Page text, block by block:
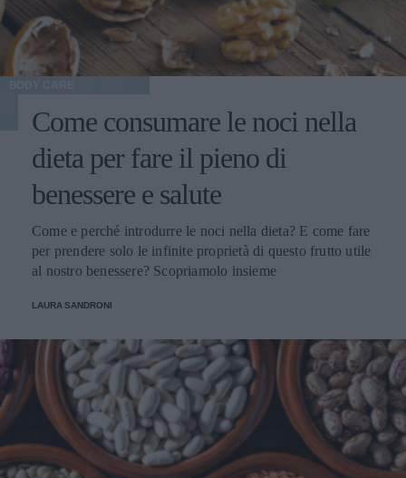
Come consumare le noci nella
dieta per fare il pieno di
benessere e salute
Come e perché introdurre le noci nella dieta? E come fare
per prendere solo le infinite proprietà di questo frutto utile
al nostro benessere? Scopriamolo insieme
LAURA SANDRONI